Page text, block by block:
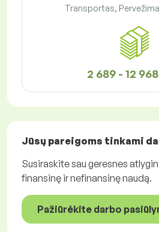
Transportas,
2 689 - 12 968
Jūsų pareigoms tinkami
Susiraskite sau geresnes
finansinę ir nefinansinę naudą.
Pažiūrėkite darbo